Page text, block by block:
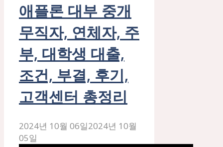
애플론 대부 중개
무직자, 연체자, 주
부, 대학생 대출,
조건, 부결, 후기,
고객센터 총정리
2024년 10월 06일2024년 10월
05일